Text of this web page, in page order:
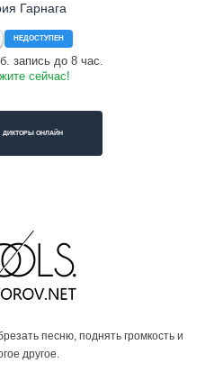
Гарнага
НЕДОСТУПЕН
запись до 8 час.
сейчас!
ДИКТОРЫ ОНЛАЙН
песню, поднять громкость и
другое.